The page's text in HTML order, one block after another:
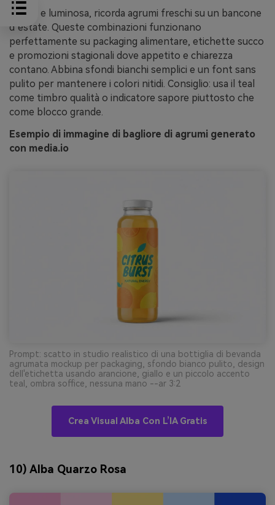
Vivace e luminosa, ricorda agrumi freschi su un bancone
d’estate. Queste combinazioni funzionano
perfettamente su packaging alimentare, etichette succo
e promozioni stagionali dove appetito e chiarezza
contano. Abbina sfondi bianchi semplici e un font sans
pulito per mantenere i colori nitidi. Consiglio: usa il teal
come timbro qualità o indicatore sapore piuttosto che
come blocco grande.
Esempio di immagine di bagliore di agrumi generato
con media.io
Prompt: scatto in studio realistico di una bottiglia di bevanda
agrumata mockup per packaging, sfondo bianco pulito, design
dell'etichetta usando arancione, giallo e un piccolo accento
teal, ombra soffice, nessuna mano --ar 3:2
Crea Visual Alba Con L’IA Gratis
10) Alba Quarzo Rosa